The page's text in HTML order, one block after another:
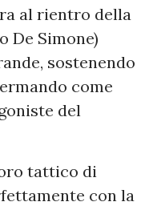
al rientro della
De Simone)
sostenendo
come
del
tattico di
con la